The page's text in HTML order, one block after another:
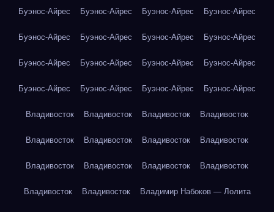
Буэнос-Айрес Буэнос-Айрес Буэнос-Айрес Буэнос-Айрес
Буэнос-Айрес Буэнос-Айрес Буэнос-Айрес Буэнос-Айрес
Буэнос-Айрес Буэнос-Айрес Буэнос-Айрес Буэнос-Айрес
Буэнос-Айрес Буэнос-Айрес Буэнос-Айрес Буэнос-Айрес
Владивосток Владивосток Владивосток Владивосток
Владивосток Владивосток Владивосток Владивосток
Владивосток Владивосток Владивосток Владивосток
Владивосток Владивосток Владимир Набоков — Лолита